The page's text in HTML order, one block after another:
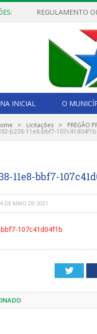
INICIAL O
» Licitações » PREGÃO
b238-11e8-bbf7-107c41d04f1b
11e8-bbf7-
4 DE MAIO DE 2021
107c41d04f1b